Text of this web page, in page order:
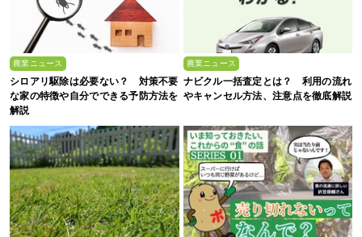
農業ニュース
シロアリ駆除は必要ない？ 対策不要
な家の特徴や自分でできる予防方法を
解説
農業ニュース
ナビクル一括査定とは？ 利用の流れ
やキャンセル方法、注意点を徹底解説